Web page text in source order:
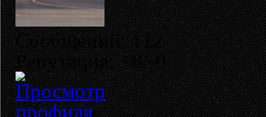
Сообщений: 112
Репутация: +8/-0